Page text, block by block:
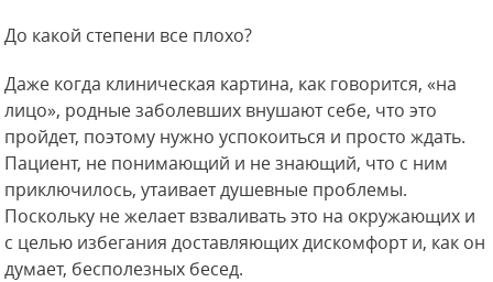
До какой степени все плохо?
Даже когда клиническая картина, как говорится, «на
лицо», родные заболевших внушают себе, что это
пройдет, поэтому нужно успокоиться и просто ждать.
Пациент, не понимающий и не знающий, что с ним
приключилось, утаивает душевные проблемы.
Поскольку не желает взваливать это на окружающих и
с целью избегания доставляющих дискомфорт и, как он
думает, бесполезных бесед.